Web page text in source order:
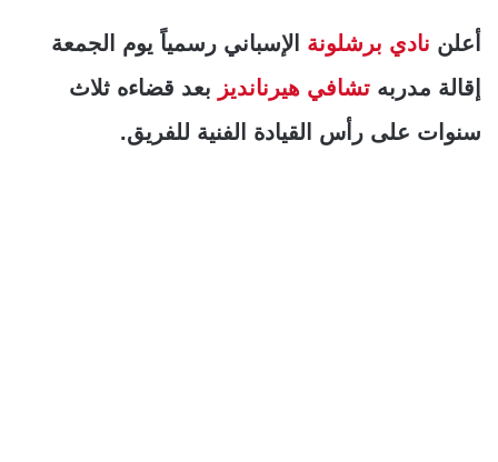
أعلن نادي برشلونة الإسباني رسمياً يوم الجمعة
إقالة مدربه تشافي هيرنانديز بعد قضاءه ثلاث
سنوات على رأس القيادة الفنية للفريق.